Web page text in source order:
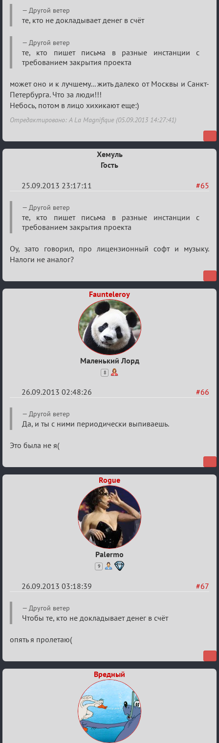
Re:
Годовщина
2013
Другой ветер
те, кто не докладывает денег в счёт
Другой ветер
те, кто пишет письма в разные инстанции с
требованием закрытия проекта
может оно и к лучшему... жить далеко от Москвы и Санкт-
Петербурга. Что за люди!!!
Небось, потом в лицо хихикают еще:)
Отредактировано: A La Magnifique (05.09.2013 14:27:41)
Хемуль
Гость
#65
25.09.2013 23:17:11
Re:
Годовщина
2013
Другой ветер
те, кто пишет письма в разные инстанции с
требованием закрытия проекта
Оу, зато говорил, про лицензионный софт и музыку.
Налоги не аналог?
Faunteleroy
Маленький Лорд
8
#66
26.09.2013 02:48:26
Re:
Годовщина
2013
Другой ветер
Да, и ты с ними периодически выпиваешь.
Это была не я(
Rogue
Palermo
9
#67
26.09.2013 03:18:39
Re:
Годовщина
Другой ветер
Чтобы те, кто не докладывает денег в счёт
опять я пролетаю(
Вредный